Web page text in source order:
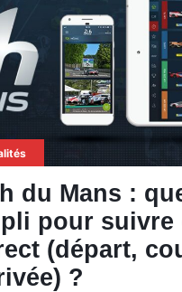
du Mans :
pour suivre
(départ,
?